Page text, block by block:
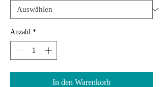
Anzahl *
In den Warenkorb